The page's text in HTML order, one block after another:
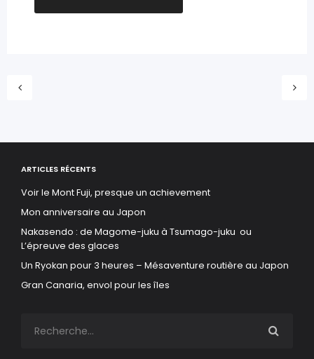
ARTICLES RÉCENTS
Voir le Mont Fuji, presque un achievement
Mon anniversaire au Japon
Nakasendo : de Magome-juku à Tsumago-juku ou
L’épreuve des glaces
Un Ryokan pour 3 heures – Mésaventure routière au Japon
Gran Canaria, envol pour les îles